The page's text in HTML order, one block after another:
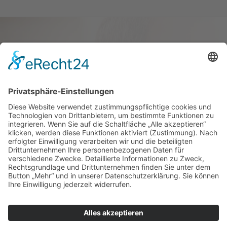
verkaufen und darin
wohnen bleiben
Verkaufen Sie Ihr Haus oder Ihre
Eigen­tums­woh­nung und bleiben Sie
darin wohnen.
Jetzt Ermittlung starten »